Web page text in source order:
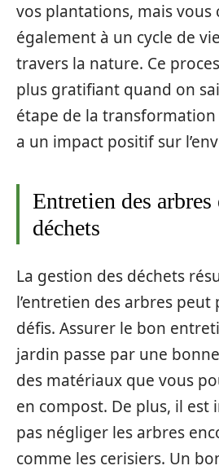
vos plantations, mais vous
également à un cycle de
travers la nature. Ce
plus gratifiant quand on
étape de la
a un impact positif sur
Entretien des arbres
déchets
La gestion des déchets
l’entretien des arbres
défis. Assurer le bon
jardin passe par une
des matériaux que vous
en compost. De plus, il est
pas négliger les arbres
comme les cerisiers. Un